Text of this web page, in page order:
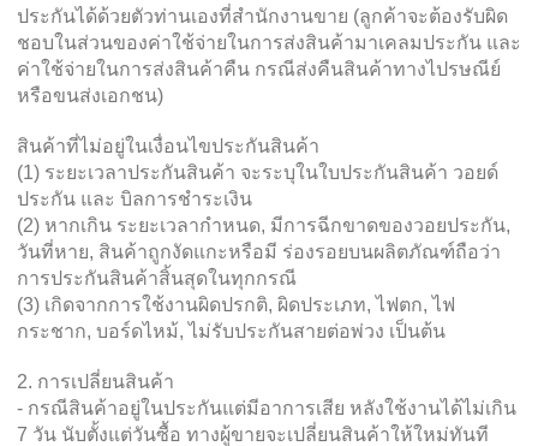
ประกันได้ด้วยตัวท่านเองที่สำนักงานขาย (ลูกค้าจะต้องรับผิด
ชอบในส่วนของค่าใช้จ่ายในการส่งสินค้ามาเคลมประกัน และ
ค่าใช้จ่ายในการส่งสินค้าคืน กรณีส่งคืนสินค้าทางไปรษณีย์
หรือขนส่งเอกชน)
สินค้าที่ไม่อยู่ในเงื่อนไขประกันสินค้า
(1) ระยะเวลาประกันสินค้า จะระบุในใบประกันสินค้า วอยด์
ประกัน และ บิลการชำระเงิน
(2) หากเกิน ระยะเวลากำหนด, มีการฉีกขาดของวอยประกัน,
วันที่หาย, สินค้าถูกงัดแกะหรือมี ร่องรอยบนผลิตภัณฑ์ถือว่า
การประกันสินค้าสิ้นสุดในทุกกรณี
(3) เกิดจากการใช้งานผิดปรกติ, ผิดประเภท, ไฟตก, ไฟ
กระชาก, บอร์ดไหม้, ไม่รับประกันสายต่อพ่วง เป็นต้น
2. การเปลี่ยนสินค้า
- กรณีสินค้าอยู่ในประกันแต่มีอาการเสีย หลังใช้งานได้ไม่เกิน
7 วัน นับตั้งแต่วันซื้อ ทางผู้ขายจะเปลี่ยนสินค้าให้ใหม่ทันที